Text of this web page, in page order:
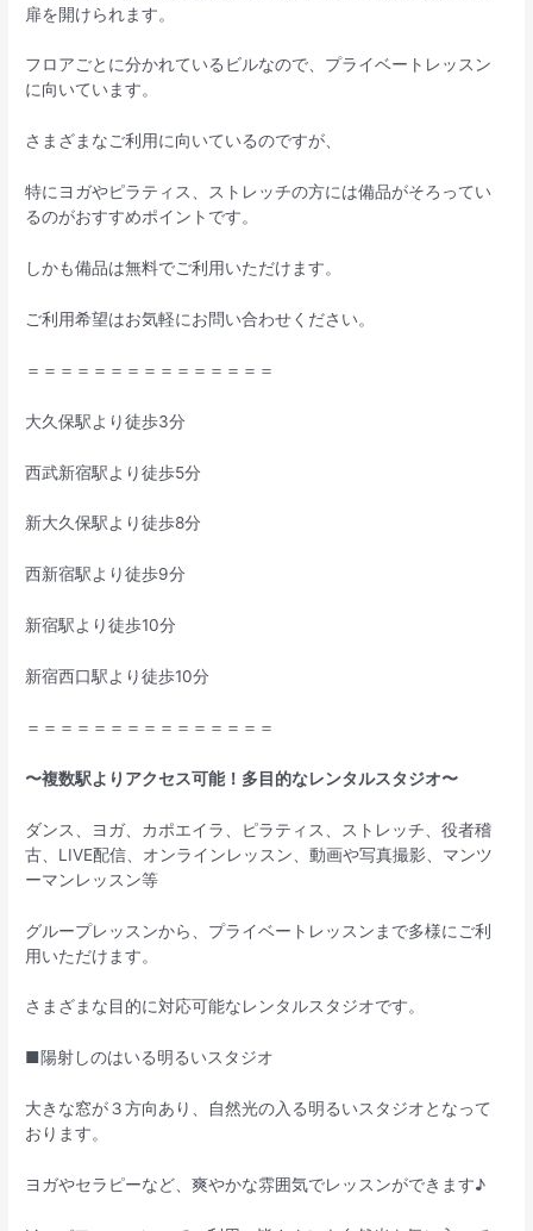
扉を開けられます。
フロアごとに分かれているビルなので、プライベートレッスン
に向いています。
さまざまなご利用に向いているのですが、
特にヨガやピラティス、ストレッチの方には備品がそろってい
るのがおすすめポイントです。
しかも備品は無料でご利用いただけます。
ご利用希望はお気軽にお問い合わせください。
＝＝＝＝＝＝＝＝＝＝＝＝＝＝＝
大久保駅より徒歩3分
西武新宿駅より徒歩5分
新大久保駅より徒歩8分
西新宿駅より徒歩9分
新宿駅より徒歩10分
新宿西口駅より徒歩10分
＝＝＝＝＝＝＝＝＝＝＝＝＝＝＝
〜複数駅よりアクセス可能！多目的なレンタルスタジオ〜
ダンス、ヨガ、カポエイラ、ピラティス、ストレッチ、役者稽
古、LIVE配信、オンラインレッスン、動画や写真撮影、マンツ
ーマンレッスン等
グループレッスンから、プライベートレッスンまで多様にご利
用いただけます。
さまざまな目的に対応可能なレンタルスタジオです。
■陽射しのはいる明るいスタジオ
大きな窓が３方向あり、自然光の入る明るいスタジオとなって
おります。
ヨガやセラピーなど、爽やかな雰囲気でレッスンができます♪